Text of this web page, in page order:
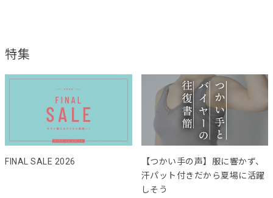
特集
FINAL SALE 2026
【つかい手の声】服に響かず、
汗パット付きだから夏場に活躍
しそう